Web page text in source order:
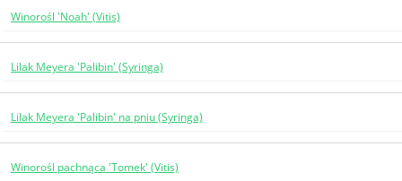
Winorośl 'Noah' (Vitis)
Lilak Meyera 'Palibin' (Syringa)
Lilak Meyera 'Palibin' na pniu (Syringa)
Winorośl pachnąca 'Tomek' (Vitis)